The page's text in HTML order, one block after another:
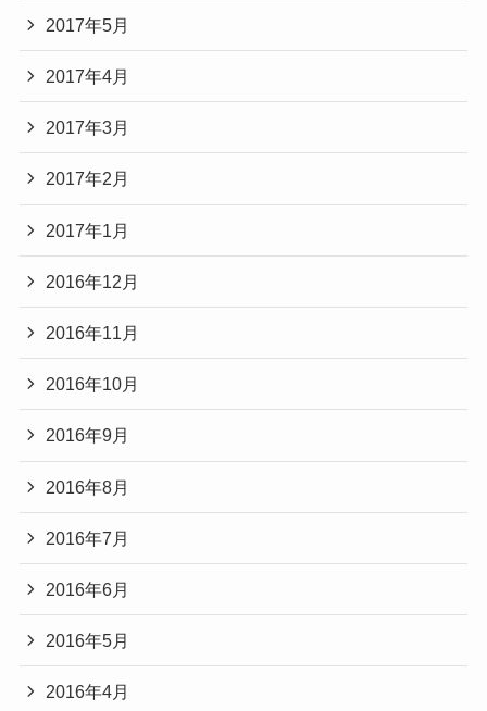
2017年5月
2017年4月
2017年3月
2017年2月
2017年1月
2016年12月
2016年11月
2016年10月
2016年9月
2016年8月
2016年7月
2016年6月
2016年5月
2016年4月